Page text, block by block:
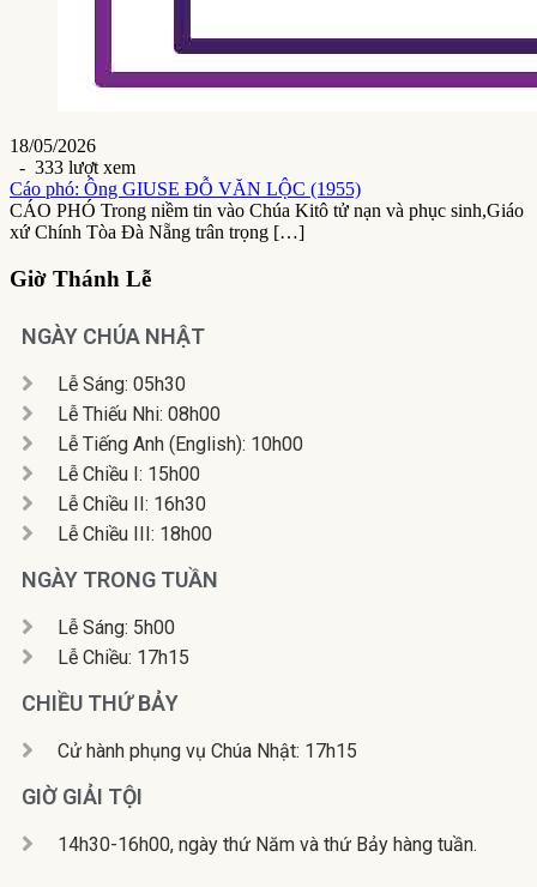
18/05/2026
- 333 lượt xem
Cáo phó: Ông GIUSE ĐỖ VĂN LỘC (1955)
CÁO PHÓ Trong niềm tin vào Chúa Kitô tử nạn và phục sinh,Giáo
xứ Chính Tòa Đà Nẵng trân trọng […]
Giờ Thánh Lễ
NGÀY CHÚA NHẬT
Lễ Sáng: 05h30
Lễ Thiếu Nhi: 08h00
Lễ Tiếng Anh (English): 10h00
Lễ Chiều I: 15h00
Lễ Chiều II: 16h30
Lễ Chiều III: 18h00
NGÀY TRONG TUẦN
Lễ Sáng: 5h00
Lễ Chiều: 17h15
CHIỀU THỨ BẢY
Cử hành phụng vụ Chúa Nhật: 17h15
GIỜ GIẢI TỘI
14h30-16h00, ngày thứ Năm và thứ Bảy hàng tuần.